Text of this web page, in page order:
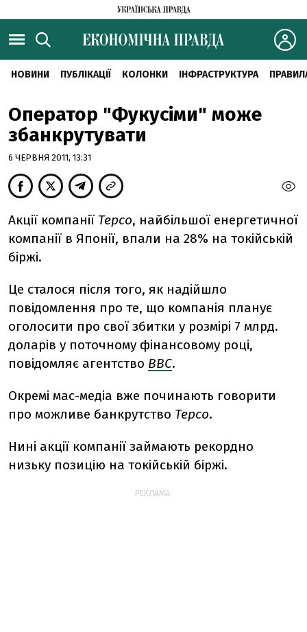
НОВИНИ ПУБЛІКАЦІЇ КОЛОНКИ ІНФРАСТРУКТУРА
Оператор "Фукусіми" може
збанкрутувати
6 ЧЕРВНЯ 2011, 13:31
Акції компанії Теpcо, найбільшої енергетичної
компанії в Японії, впали на 28% на токійській
біржі.
Це сталося після того, як надійшло
повідомлення про те, що компанія планує
оголосити про свої збитки у розмірі 7 млрд.
доларів у поточному фінансовому році,
повідомляє агентство ВВС.
Окремі мас-медіа вже починають говорити
про можливе банкрутство Теpcо.
Нині акції компанії займають рекордно
низьку позицію на токійській біржі.
РЕКЛАМА: